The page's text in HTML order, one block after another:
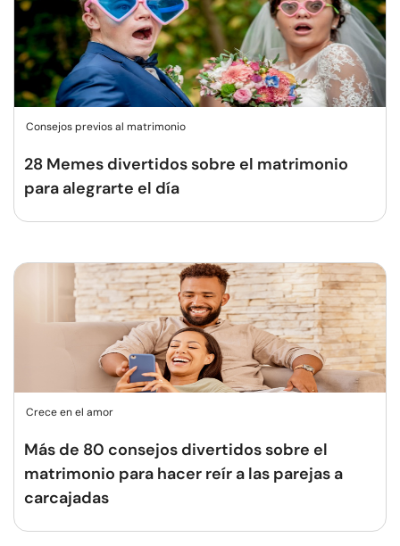
Consejos previos al matrimonio
28 Memes divertidos sobre el matrimonio
para alegrarte el día
Crece en el amor
Más de 80 consejos divertidos sobre el
matrimonio para hacer reír a las parejas a
carcajadas